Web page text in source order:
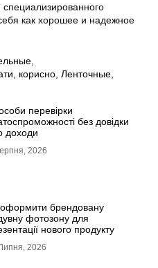
как хорошее и надежное
корисно Ленточные
перевірки
без довідки
доходи
2026
брендовану
фотозону для
нового продукту
2026